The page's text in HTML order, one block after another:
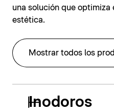
una solución que optimiza
estética.
Mostrar todos los
Inodoros